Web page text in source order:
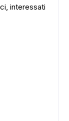
interessati